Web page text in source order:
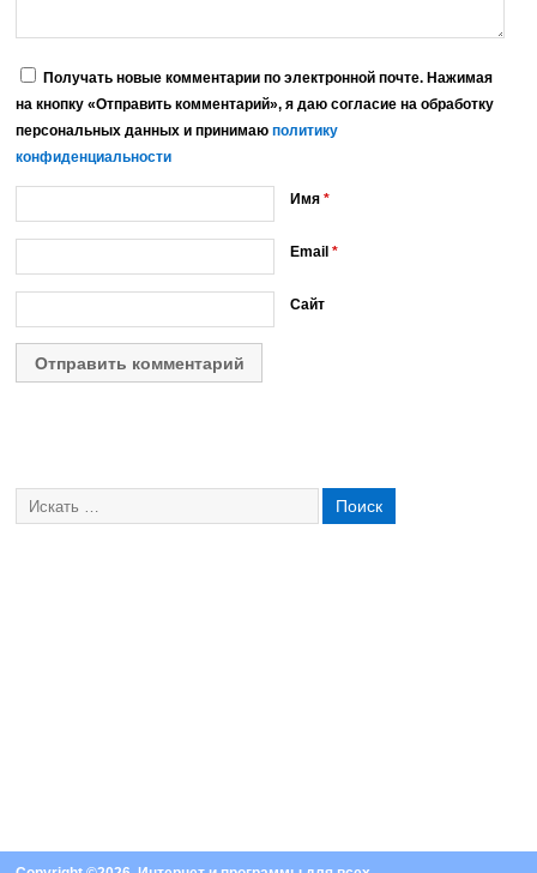
Получать новые комментарии по электронной почте. Нажимая
на кнопку «Отправить комментарий», я даю согласие на обработку
персональных данных и принимаюполитику
конфиденциальности
Имя*
Email*
Сайт